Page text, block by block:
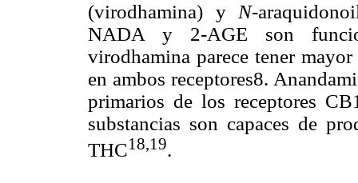
(virodhamina) y N-
NADA y 2-AGE son
virodhamina parece tener
en ambos receptores8.
primarios de los receptores
substancias son capaces de
THC18,19.